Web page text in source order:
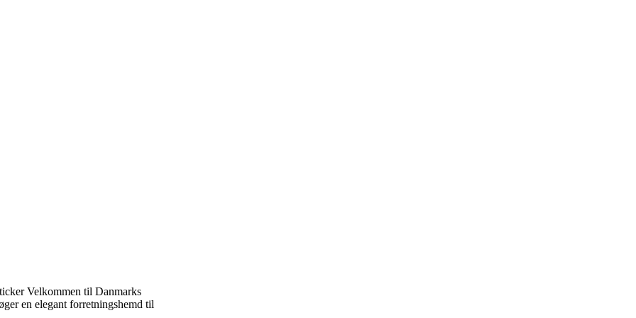
Velkommen til Danmarks
en elegant forretningshemd til